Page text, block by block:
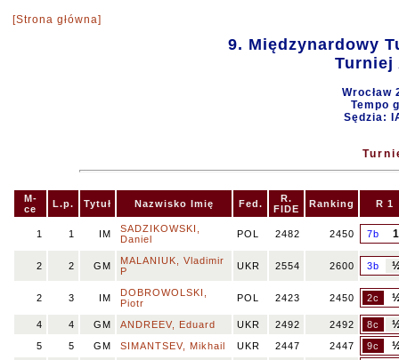
[Strona główna]
9. Międzynardowy
Turniej
Wrocław
Tempo
Sędzia:
M-
ce
L.p. Tytuł Nazwisko Imię Fed.
R.
FIDE
Ranking R 1
1 1 IM
SADZIKOWSKI,
Daniel
POL 2482 2450 7b 1
2 2 GM
MALANIUK, Vladimir
P
UKR 2554 2600 3b
2 3 IM
DOBROWOLSKI,
Piotr
POL 2423 2450 2c
4 4 GM ANDREEV, Eduard UKR 2492 2492 8c
5 5 GM SIMANTSEV, Mikhail UKR 2447 2447 9c